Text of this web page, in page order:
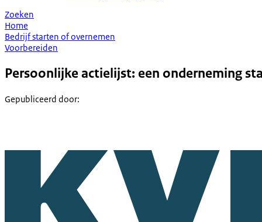
Zoeken
Home
Bedrijf starten of overnemen
Voorbereiden
Persoonlijke actielijst: een onderneming
Gepubliceerd door: